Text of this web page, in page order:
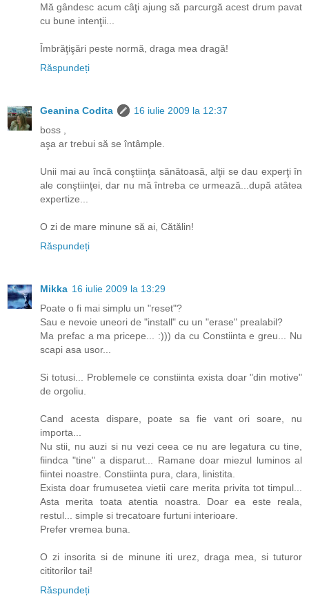
Mă gândesc acum câţi ajung să parcurgă acest drum pavat
cu bune intenţii...
Îmbrăţişări peste normă, draga mea dragă!
Răspundeți
Geanina Codita
16 iulie 2009 la 12:37
boss ,
aşa ar trebui să se întâmple.
Unii mai au încă conştiinţa sănătoasă, alţii se dau experţi în
ale conştiinţei, dar nu mă întreba ce urmează...după atâtea
expertize...
O zi de mare minune să ai, Cătălin!
Răspundeți
Mikka 16 iulie 2009 la 13:29
Poate o fi mai simplu un "reset"?
Sau e nevoie uneori de "install" cu un "erase" prealabil?
Ma prefac a ma pricepe... :))) da cu Constiinta e greu... Nu
scapi asa usor...
Si totusi... Problemele ce constiinta exista doar "din motive"
de orgoliu.
Cand acesta dispare, poate sa fie vant ori soare, nu
importa...
Nu stii, nu auzi si nu vezi ceea ce nu are legatura cu tine,
fiindca "tine" a disparut... Ramane doar miezul luminos al
fiintei noastre. Constiinta pura, clara, linistita.
Exista doar frumusetea vietii care merita privita tot timpul...
Asta merita toata atentia noastra. Doar ea este reala,
restul... simple si trecatoare furtuni interioare.
Prefer vremea buna.
O zi insorita si de minune iti urez, draga mea, si tuturor
cititorilor tai!
Răspundeți